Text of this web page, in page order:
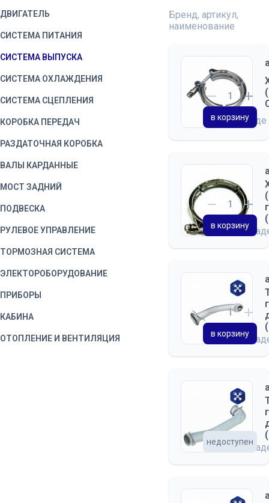
ДВИГАТЕЛЬ
СИСТЕМА ПИТАНИЯ
СИСТЕМА ВЫПУСКА
СИСТЕМА ОХЛАЖДЕНИЯ
СИСТЕМА СЦЕПЛЕНИЯ
КОРОБКА ПЕРЕДАЧ
РАЗДАТОЧНАЯ КОРОБКА
ВАЛЫ КАРДАННЫЕ
МОСТ ЗАДНИЙ
ПОДВЕСКА
РУЛЕВОЕ УПРАВЛЕНИЕ
ТОРМОЗНАЯ СИСТЕМА
ЭЛЕКТОРОБОРУДОВАНИЕ
ПРИБОРЫ
КАБИНА
ОТОПЛЕНИЕ И ВЕНТИЛЯЦИЯ
Бренд, артикул,
наименование
на складе
в корзину
на
в корзину
на
в корзину
на
недоступен